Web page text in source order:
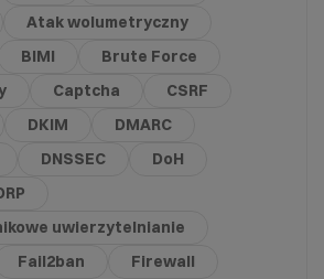
Atak wolumetryczny
BIMI
Brute Force
Captcha
CSRF
DKIM
DMARC
DNSSEC
DoH
uwierzytelnianie
Fail2ban
Firewall